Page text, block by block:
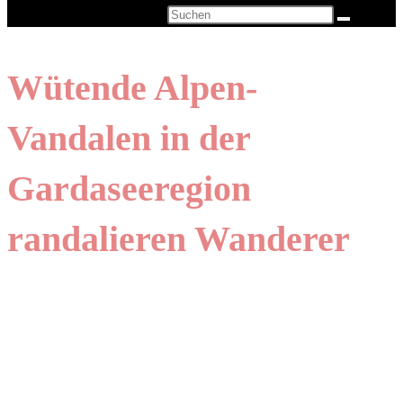
Wütende Alpen-
Vandalen in der
Gardaseeregion
randalieren Wanderer